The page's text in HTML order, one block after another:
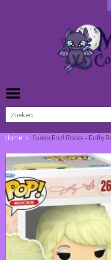
Home Funko Pop! Rocks - Dolly